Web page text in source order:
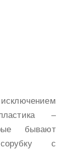
–
бывают
с